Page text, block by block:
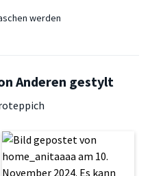
werden
Anderen gestylt